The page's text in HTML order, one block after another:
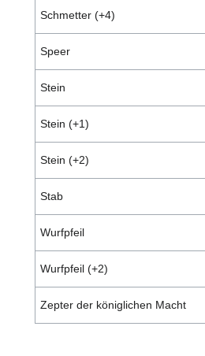
Schmetter (+4)
Speer
Stein
Stein (+1)
Stein (+2)
Stab
Wurfpfeil
Wurfpfeil (+2)
Zepter der königlichen Macht